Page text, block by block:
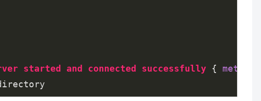
started and connected successfully { metadata